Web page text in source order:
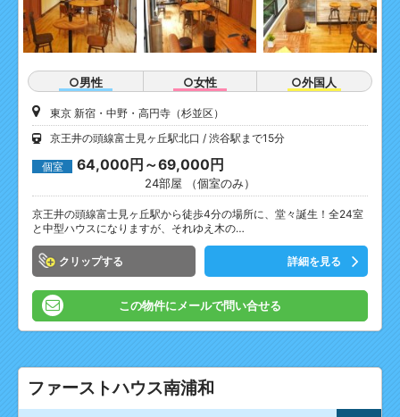
○男性 ○女性 ○外国人
東京 新宿・中野・高円寺（杉並区）
京王井の頭線富士見ヶ丘駅北口
渋谷駅まで15分
個室 64,000円～69,000円
24部屋 （個室のみ）
京王井の頭線富士見ヶ丘駅から徒歩4分の場所に、堂々誕生！全24室
と中型ハウスになりますが、それゆえ木の…
クリップ 詳細を見る
この物件にメールで問い合せる
ファーストハウス南浦和